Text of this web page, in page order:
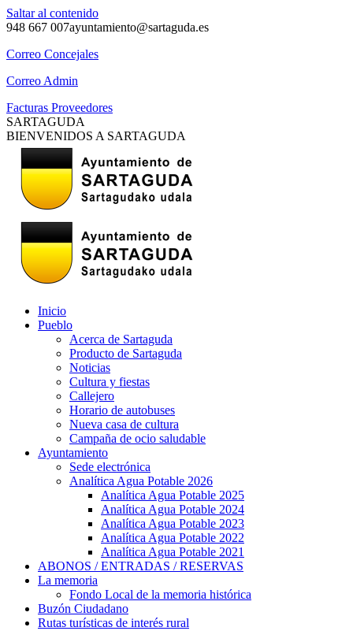
Saltar al contenido
948 667 007ayuntamiento@sartaguda.es
Correo Concejales
Correo Admin
Facturas Proveedores
SARTAGUDA
BIENVENIDOS A SARTAGUDA
Inicio
Pueblo
Acerca de Sartaguda
Producto de Sartaguda
Noticias
Cultura y fiestas
Callejero
Horario de autobuses
Nueva casa de cultura
Campaña de ocio saludable
Ayuntamiento
Sede electrónica
Analítica Agua Potable 2026
Analítica Agua Potable 2025
Analítica Agua Potable 2024
Analítica Agua Potable 2023
Analítica Agua Potable 2022
Analítica Agua Potable 2021
ABONOS / ENTRADAS / RESERVAS
La memoria
Fondo Local de la memoria histórica
Buzón Ciudadano
Rutas turísticas de interés rural